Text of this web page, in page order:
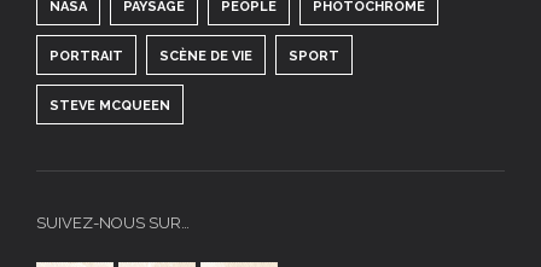
NASA PAYSAGE PEOPLE PHOTOCHROME
PORTRAIT SCÈNE DE VIE SPORT
STEVE MCQUEEN
SUIVEZ-NOUS SUR…